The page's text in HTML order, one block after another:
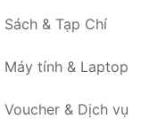
Sách & Tạp Chí
Máy tính & Laptop
Voucher & Dịch vụ